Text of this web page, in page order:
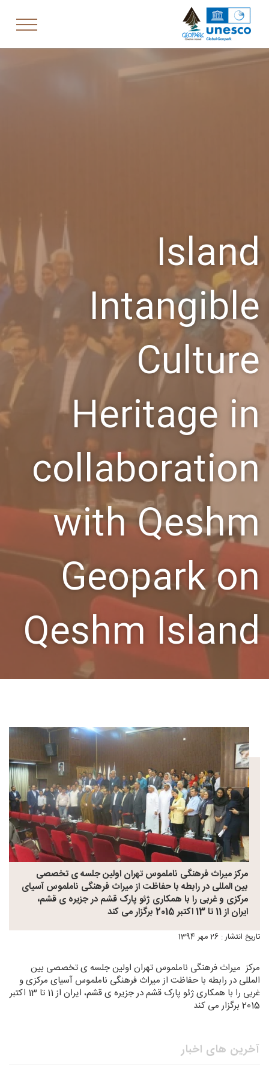
Island
Intangible
Culture
Heritage in
collaboration
with Qeshm
Geopark on
Qeshm Island
مرکز میراث فرهنگی ناملموس تهران اولین جلسه ی تخصصی
بین المللی در رابطه با حفاظت از میراث فرهنگی ناملموس آسیای
مرکزی و غربی را با همکاری ژئو پارک قشم در جزیره ی قشم،
ایران از 11 تا 13 اکتبر 2015 برگزار می کند
تاریخ انتشار : 26 مهر 1394
مرکز میراث فرهنگی ناملموس تهران اولین جلسه ی تخصصی بین
المللی در رابطه با حفاظت از میراث فرهنگی ناملموس آسیای مرکزی و
غربی را با همکاری ژئو پارک قشم در جزیره ی قشم، ایران از 11 تا 13 اکتبر
2015 برگزار می کند
آخرین های اخبار